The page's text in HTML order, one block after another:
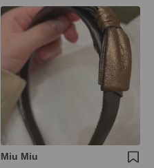
Miu Miu